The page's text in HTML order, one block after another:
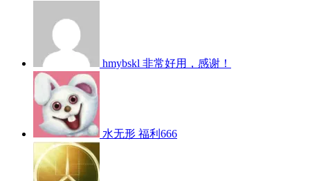
hmybskl 非常好用，感谢！
水无形 福利666